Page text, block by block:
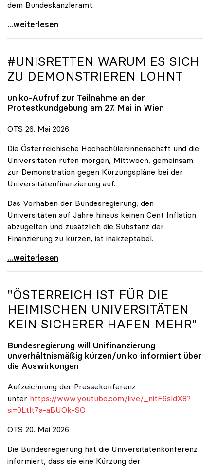
dem Bundeskanzleramt.
\"Wir nehmen es nicht hin\": Rede von
...weiterlesen
#UNISRETTEN WARUM ES SICH
ZU DEMONSTRIEREN LOHNT
uniko-Aufruf zur Teilnahme an der
Protestkundgebung am 27. Mai in Wien
OTS 26. Mai 2026
Die Österreichische Hochschüler:innenschaft und die
Universitäten rufen morgen, Mittwoch, gemeinsam
zur Demonstration gegen Kürzungspläne bei der
Universitätenfinanzierung auf.
Das Vorhaben der Bundesregierung, den
Universitäten auf Jahre hinaus keinen Cent Inflation
abzugelten und zusätzlich die Substanz der
Finanzierung zu kürzen, ist inakzeptabel.
#UnisRetten Warum es sich zu demonstrieren lohnt
...weiterlesen
"ÖSTERREICH IST FÜR DIE
HEIMISCHEN UNIVERSITÄTEN
KEIN SICHERER HAFEN MEHR"
Bundesregierung will Unifinanzierung
unverhältnismäßig kürzen/uniko informiert über
die Auswirkungen
Aufzeichnung der Pressekonferenz
unter https://www.youtube.com/live/_nitF6sldX8?
si=0Ltlt7a-aBUOk-SO
OTS 20. Mai 2026
Die Bundesregierung hat die Universitätenkonferenz
informiert, dass sie eine Kürzung der